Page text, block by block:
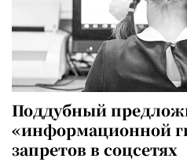
Поддубный
«информационной
запретов в соцсетях